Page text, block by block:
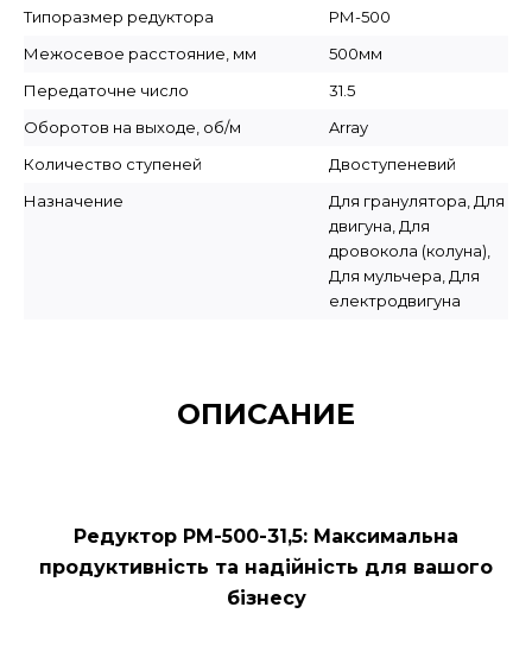
Типоразмер редуктора
РМ-500
Межосевое расстояние, мм
500мм
Передаточне число
31.5
Оборотов на выходе, об/м
Array
Количество ступеней
Двоступеневий
Назначение
Для гранулятора, Для
двигуна, Для
дровокола (колуна),
Для мульчера, Для
електродвигуна
ОПИСАНИЕ
Редуктор РМ-500-31,5: Максимальна
продуктивність та надійність для вашого
бізнесу